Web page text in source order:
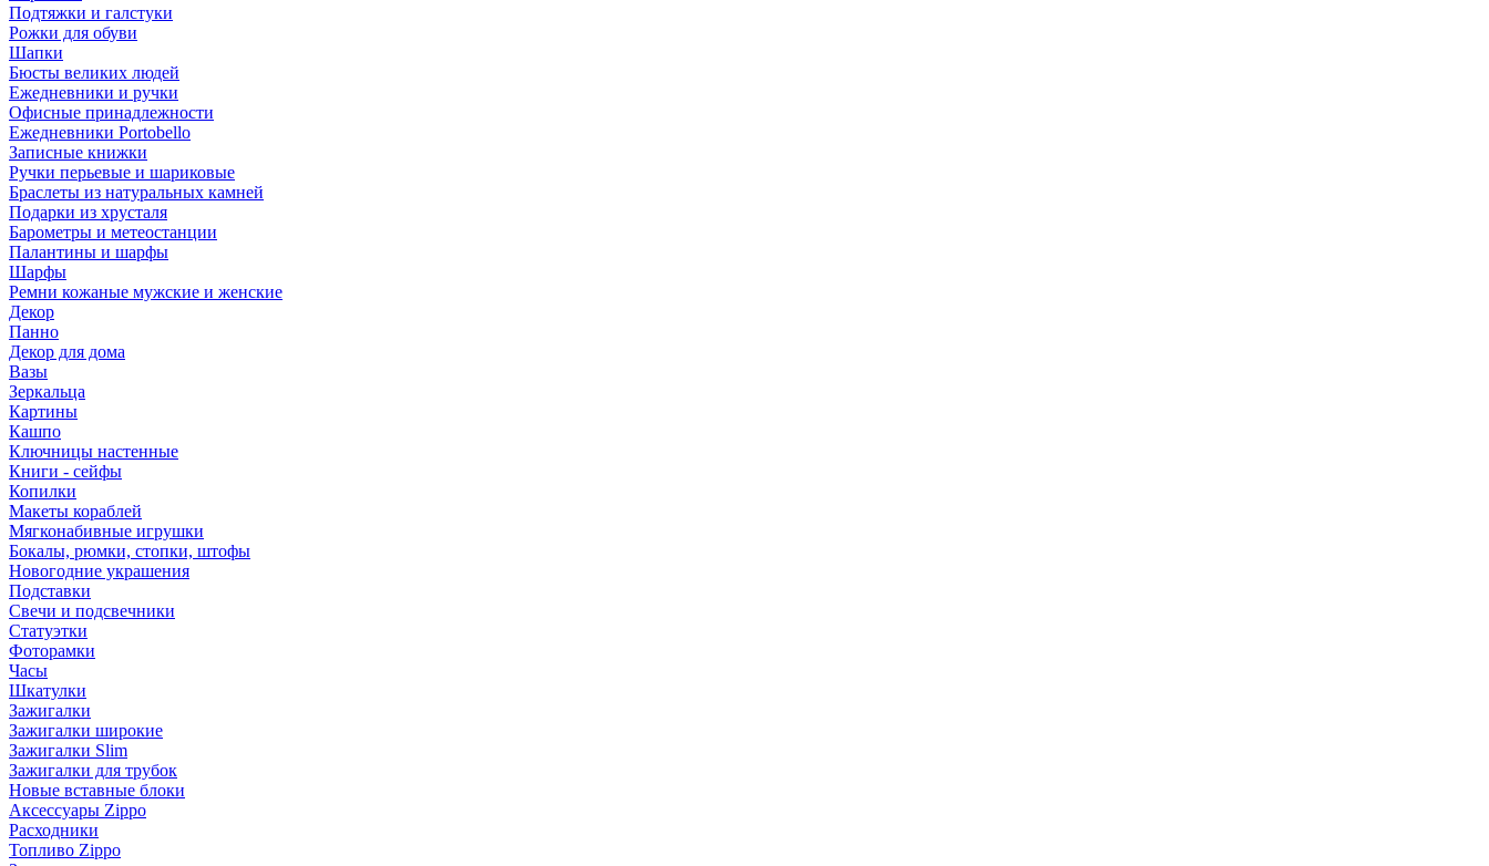
Подтяжки и галстуки
Рожки для обуви
Шапки
Бюсты великих людей
Ежедневники и ручки
Офисные принадлежности
Ежедневники Portobello
Записные книжки
Ручки перьевые и шариковые
Браслеты из натуральных камней
Подарки из хрусталя
Барометры и метеостанции
Палантины и шарфы
Шарфы
Ремни кожаные мужские и женские
Декор
Панно
Декор для дома
Вазы
Зеркальца
Картины
Кашпо
Ключницы настенные
Книги - сейфы
Копилки
Макеты кораблей
Мягконабивные игрушки
Бокалы, рюмки, стопки, штофы
Новогодние украшения
Подставки
Свечи и подсвечники
Статуэтки
Фоторамки
Часы
Шкатулки
Зажигалки
Зажигалки широкие
Зажигалки Slim
Зажигалки для трубок
Новые вставные блоки
Аксессуары Zippo
Расходники
Топливо Zippo